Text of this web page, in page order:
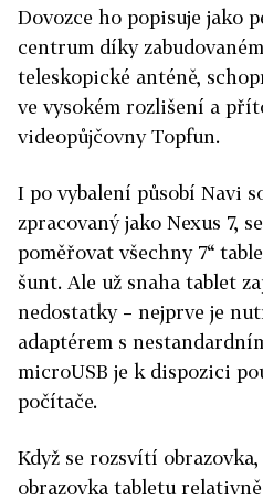
Dovozce ho popisuje jako
centrum díky
teleskopické anténě,
ve vysokém rozlišení a
videopůjčovny Topfun.
I po vybalení působí Navi
zpracovaný jako Nexus 7,
poměřovat všechny 7“
šunt. Ale už snaha tablet
nedostatky – nejprve je
adaptérem s
microUSB je k dispozici
počítače.
Když se rozsvítí obrazovka,
obrazovka tabletu